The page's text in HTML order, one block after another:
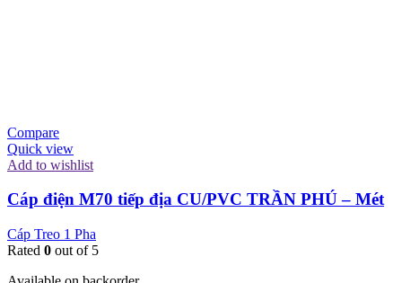
Compare
Quick view
Add to wishlist
Cáp điện M70 tiếp địa CU/PVC TRẦN PHÚ – Mét
Cáp Treo 1 Pha
Rated 0 out of 5